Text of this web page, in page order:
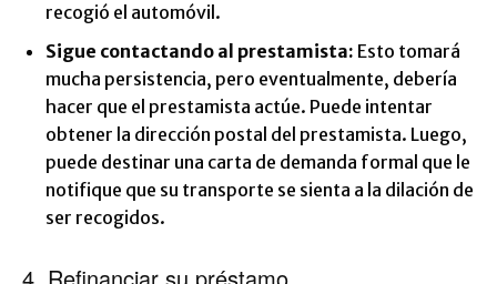
recogió el automóvil.
Sigue contactando al prestamista: Esto tomará
mucha persistencia, pero eventualmente, debería
hacer que el prestamista actúe. Puede intentar
obtener la dirección postal del prestamista. Luego,
puede destinar una carta de demanda formal que le
notifique que su transporte se sienta a la dilación de
ser recogidos.